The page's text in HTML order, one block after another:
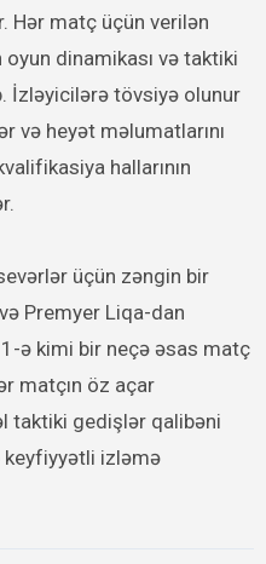
Hər matç üçün verilən
dinamikası və taktiki
İzləyicilərə tövsiyə olunur
və heyət məlumatlarını
hallarının
üçün zəngin bir
Premyer Liqa-dan
ə kimi bir neçə əsas matç
matçın öz açar
taktiki gedişlər qalibəni
keyfiyyətli izləmə